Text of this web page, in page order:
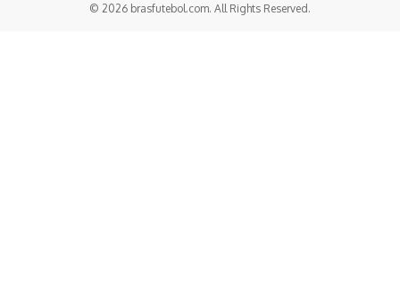
© 2026 brasfutebol.com. All Rights Reserved.